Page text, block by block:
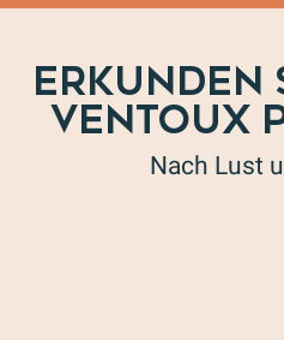
ERKUNDEN
VENTOUX
Nach Lust